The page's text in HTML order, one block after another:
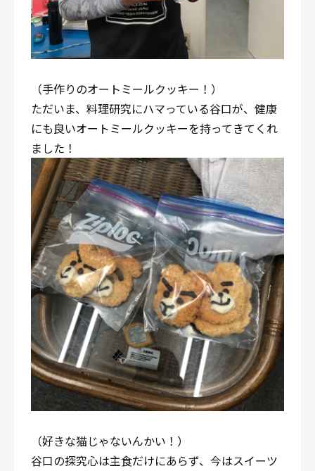
（手作りのオートミールクッキー！）
ただいま、料理研究にハマっている谷口が、健康
にも良いオートミールクッキーを持ってきてくれ
ました！
（好きな猫じゃないんかい！）
谷口の探究心は主食だけにあらず、今はスイーツ